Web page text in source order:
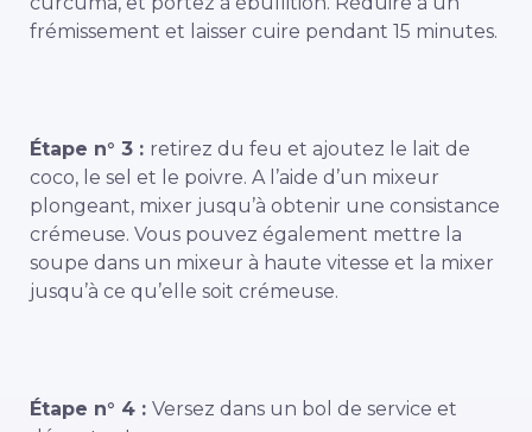
frémissement et laisser cuire pendant 15 minutes.
Étape n° 3 : retirez du feu et ajoutez le lait de
coco, le sel et le poivre. A l’aide d’un mixeur
plongeant, mixer jusqu’à obtenir une consistance
crémeuse. Vous pouvez également mettre la
soupe dans un mixeur à haute vitesse et la mixer
jusqu’à ce qu’elle soit crémeuse.
Étape n° 4 : Versez dans un bol de service et